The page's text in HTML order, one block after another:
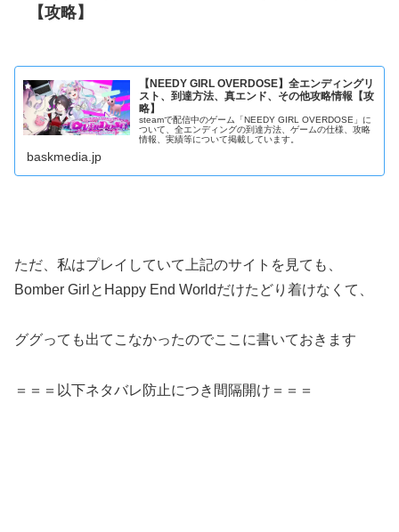
【攻略】
【NEEDY GIRL OVERDOSE】全エンディングリ
スト、到達方法、真エンド、その他攻略情報【攻
略】
steamで配信中のゲーム「NEEDY GIRL OVERDOSE」に
ついて、全エンディングの到達方法、ゲームの仕様、攻略
情報、実績等について掲載しています。
baskmedia.jp
ただ、私はプレイしていて上記のサイトを見ても、
Bomber GirlとHappy End Worldだけたどり着けなくて、
ググっても出てこなかったのでここに書いておきます
＝＝＝以下ネタバレ防止につき間隔開け＝＝＝